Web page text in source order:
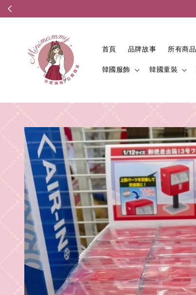
首頁 品牌故事 所有商品
韓國服飾
韓國童裝